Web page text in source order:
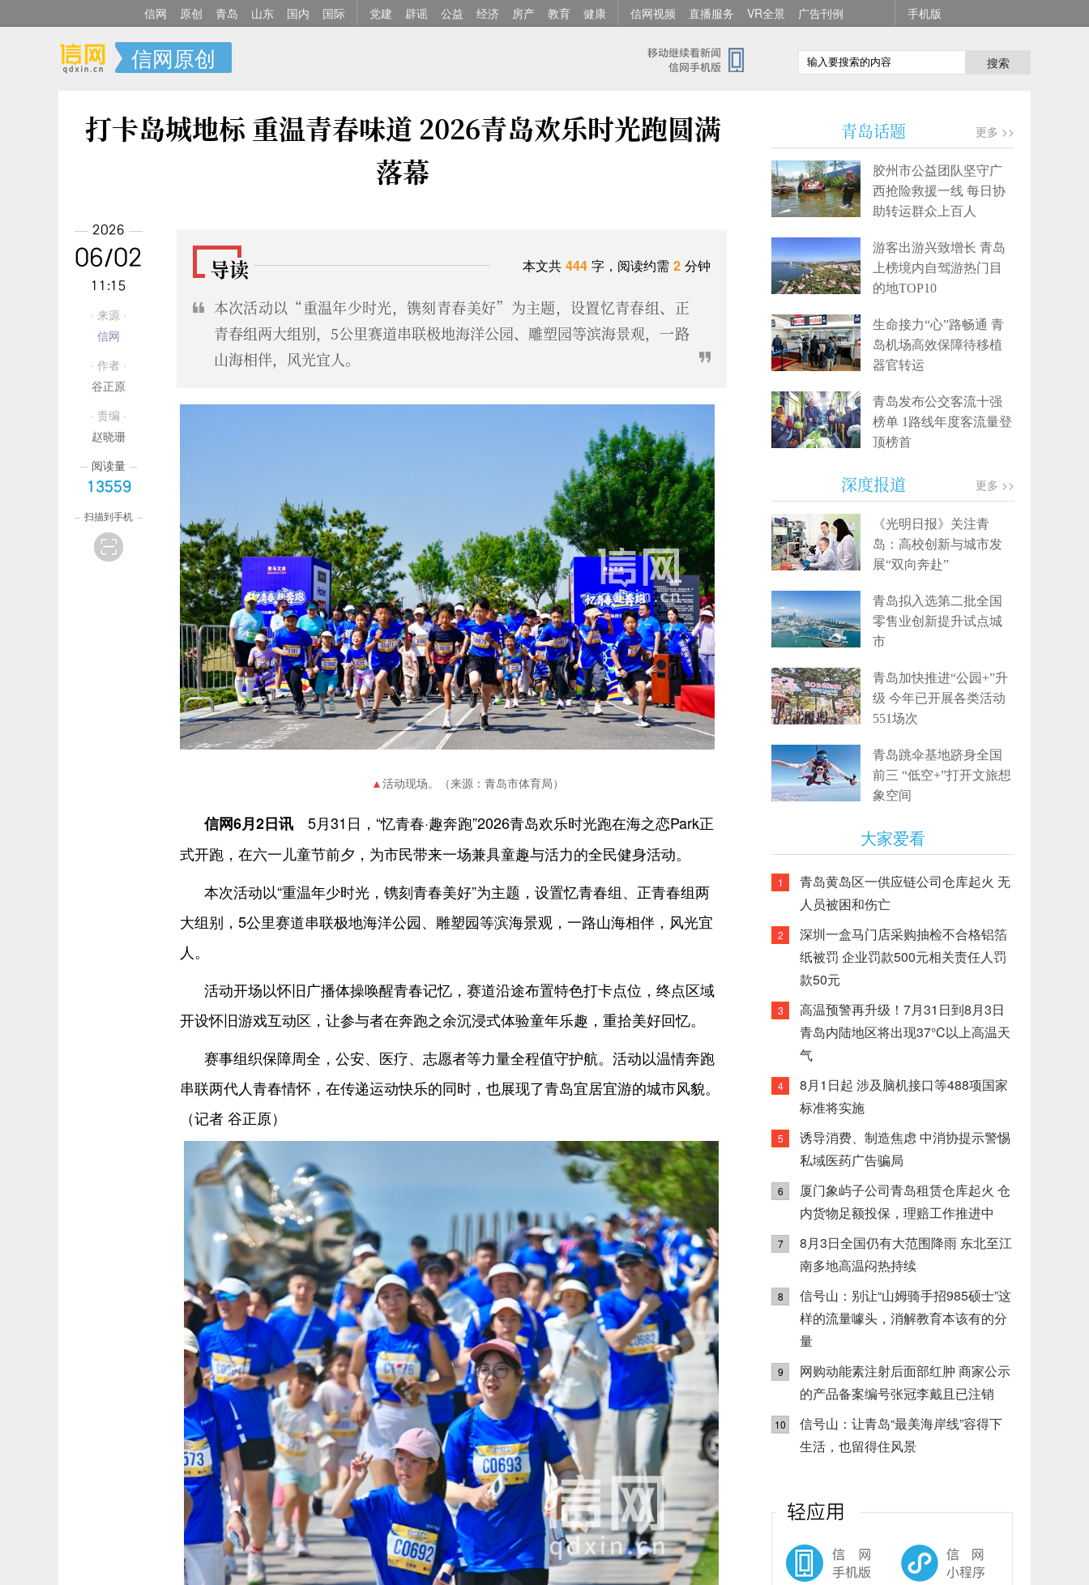
信网 原创 青岛 山东 国内 国际 党建 辟谣 公益 经济 房产 教育 健康 信网视频 直播服务 VR全景 广告刊例 手机版
信网原创 搜索
打卡岛城地标 重温青春味道 2026青岛欢乐时光跑圆满
落幕
活动现场。（来源：青岛市体育局）
信网6月2日讯 5月31日，“忆青春·趣奔跑”2026青岛欢乐时光跑在海之恋Park正
式开跑，在六一儿童节前夕，为市民带来一场兼具童趣与活力的全民健身活动。
本次活动以“重温年少时光，镌刻青春美好”为主题，设置忆青春组、正青春组两
大组别，5公里赛道串联极地海洋公园、雕塑园等滨海景观，一路山海相伴，风光宜
人。
活动开场以怀旧广播体操唤醒青春记忆，赛道沿途布置特色打卡点位，终点区域
开设怀旧游戏互动区，让参与者在奔跑之余沉浸式体验童年乐趣，重拾美好回忆。
赛事组织保障周全，公安、医疗、志愿者等力量全程值守护航。活动以温情奔跑
串联两代人青春情怀，在传递运动快乐的同时，也展现了青岛宜居宜游的城市风貌。
（记者 谷正原）
导读 本文共 444 字，阅读约需 2 分钟
本次活动以“重温年少时光，镌刻青春美好”为主题，设置忆青春组、正
青春组两大组别，5公里赛道串联极地海洋公园、雕塑园等滨海景观，一路
山海相伴，风光宜人。
2026
06/02
11:15
· 来源 ·
信网
· 作者 ·
谷正原
· 责编 ·
赵晓珊
阅读量
13559
扫描到手机
青岛话题 更多 >>
胶州市公益团队坚守广
西抢险救援一线 每日协
助转运群众上百人
游客出游兴致增长 青岛
上榜境内自驾游热门目
的地TOP10
生命接力“心”路畅通 青
岛机场高效保障待移植
器官转运
青岛发布公交客流十强
榜单 1路线年度客流量登
顶榜首
深度报道 更多 >>
《光明日报》关注青
岛：高校创新与城市发
展“双向奔赴”
青岛拟入选第二批全国
零售业创新提升试点城
市
青岛加快推进“公园+”升
级 今年已开展各类活动
551场次
青岛跳伞基地跻身全国
前三 “低空+”打开文旅想
象空间
大家爱看
1
青岛黄岛区一供应链公司仓库起火 无
人员被困和伤亡
2
深圳一盒马门店采购抽检不合格铝箔
纸被罚 企业罚款500元相关责任人罚
款50元
3
高温预警再升级！7月31日到8月3日
青岛内陆地区将出现37°C以上高温天
气
4
8月1日起 涉及脑机接口等488项国家
标准将实施
5
诱导消费、制造焦虑 中消协提示警惕
私域医药广告骗局
6
厦门象屿子公司青岛租赁仓库起火 仓
内货物足额投保，理赔工作推进中
7
8月3日全国仍有大范围降雨 东北至江
南多地高温闷热持续
8
信号山：别让“山姆骑手招985硕士”这
样的流量噱头，消解教育本该有的分
量
9
网购动能素注射后面部红肿 商家公示
的产品备案编号张冠李戴且已注销
10
信号山：让青岛“最美海岸线”容得下
生活，也留得住风景